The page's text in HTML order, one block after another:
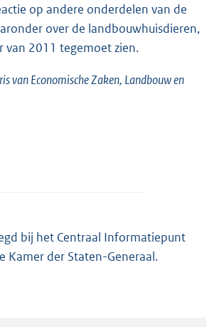
op andere onderdelen van de
over de landbouwhuisdieren,
van 2011 tegemoet zien.
van Economische Zaken, Landbouw en
bij het Centraal Informatiepunt
Kamer der Staten-Generaal.